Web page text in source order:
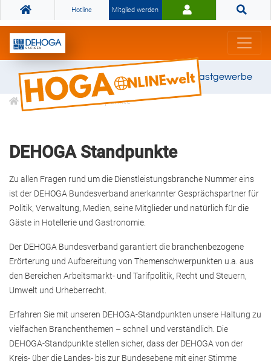
Hotline Mitglied werden
Gemeinsam stark für das Gastgewerbe
Über uns Standpunkte
DEHOGA Standpunkte
Zu allen Fragen rund um die Dienstleistungsbranche Nummer eins
ist der DEHOGA Bundesverband anerkannter Gesprächspartner für
Politik, Verwaltung, Medien, seine Mitglieder und natürlich für die
Gäste in Hotellerie und Gastronomie.
Der DEHOGA Bundesverband garantiert die branchenbezogene
Erörterung und Aufbereitung von Themenschwerpunkten u.a. aus
den Bereichen Arbeitsmarkt- und Tarifpolitik, Recht und Steuern,
Umwelt und Urheberrecht.
Erfahren Sie mit unseren DEHOGA-Standpunkten unsere Haltung zu
vielfachen Branchenthemen – schnell und verständlich. Die
DEHOGA-Standpunkte stellen sicher, dass der DEHOGA von der
Kreis- über die Landes- bis zur Bundesebene mit einer Stimme